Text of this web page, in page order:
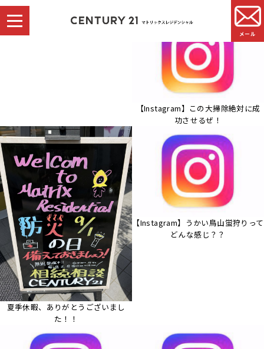
メール
事務所を移転いたしました
【Instagram】この大掃除絶対に成
功させるぜ！
夏季休暇、ありがとうございまし
た！！
【Instagram】うかい鳥山蛍狩りって
どんな感じ？？